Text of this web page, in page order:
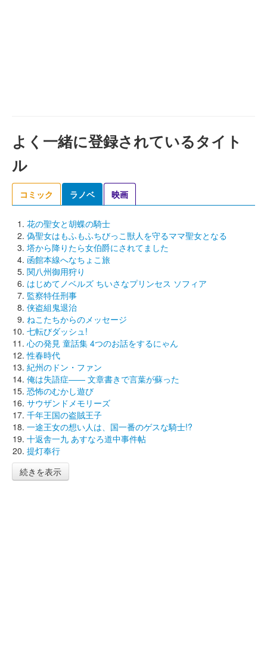
よく一緒に登録されているタイト
ル
コミック ラノベ 映画
花の聖女と胡蝶の騎士
偽聖女はもふもふちびっこ獣人を守るママ聖女となる
塔から降りたら女伯爵にされてました
函館本線へなちょこ旅
関八州御用狩り
はじめてノベルズ ちいさなプリンセス ソフィア
監察特任刑事
侠盗組鬼退治
ねこたちからのメッセージ
七転びダッシュ!
心の発見 童話集 4つのお話をするにゃん
性春時代
紀州のドン・ファン
俺は失語症―― 文章書きで言葉が蘇った
恐怖のむかし遊び
サウザンドメモリーズ
千年王国の盗賊王子
一途王女の想い人は、国一番のゲスな騎士!?
十返舎一九 あすなろ道中事件帖
提灯奉行
続きを表示